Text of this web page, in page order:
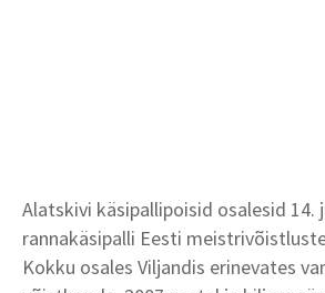
Alatskivi käsipallipoisid osalesid 14.
rannakäsipalli Eesti
Kokku osales Viljandis erinevates